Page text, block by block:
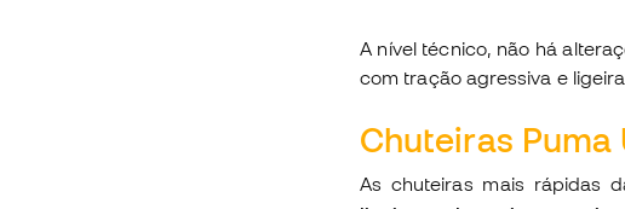
A nível técnico, não há
com tração agressiva e
Chuteiras Puma
As chuteiras mais rápidas